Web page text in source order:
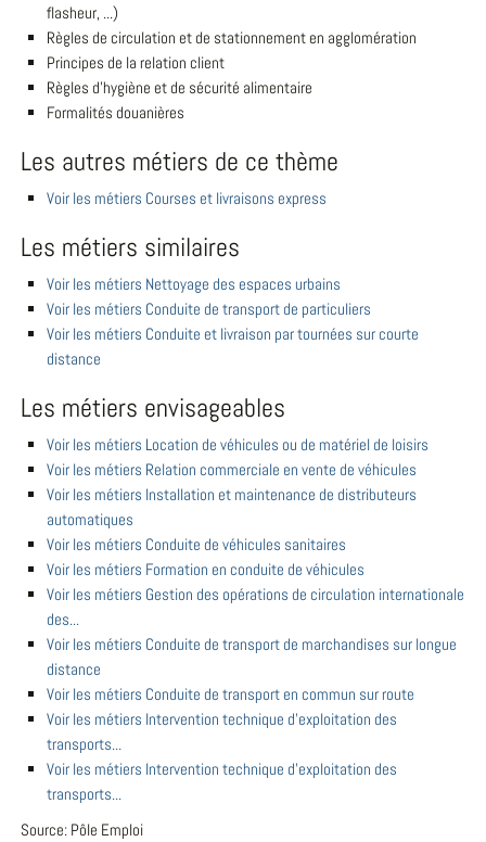
flasheur, ...)
Règles de circulation et de stationnement en agglomération
Principes de la relation client
Règles d'hygiène et de sécurité alimentaire
Formalités douanières
Les autres métiers de ce thème
Voir les métiers Courses et livraisons express
Les métiers similaires
Voir les métiers Nettoyage des espaces urbains
Voir les métiers Conduite de transport de particuliers
Voir les métiers Conduite et livraison par tournées sur courte
distance
Les métiers envisageables
Voir les métiers Location de véhicules ou de matériel de loisirs
Voir les métiers Relation commerciale en vente de véhicules
Voir les métiers Installation et maintenance de distributeurs
automatiques
Voir les métiers Conduite de véhicules sanitaires
Voir les métiers Formation en conduite de véhicules
Voir les métiers Gestion des opérations de circulation internationale
des...
Voir les métiers Conduite de transport de marchandises sur longue
distance
Voir les métiers Conduite de transport en commun sur route
Voir les métiers Intervention technique d'exploitation des
transports...
Voir les métiers Intervention technique d'exploitation des
transports...
Source: Pôle Emploi